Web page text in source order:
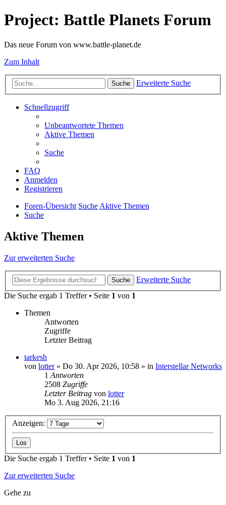
Project: Battle Planets Forum
Das neue Forum von www.battle-planet.de
Zum Inhalt
Suche Erweiterte Suche
Schnellzugriff
Unbeantwortete Themen
Aktive Themen
Suche
FAQ
Anmelden
Registrieren
Foren-Übersicht SucheAktive Themen
Suche
Aktive Themen
Zur erweiterten Suche
Suche
Erweiterte Suche
Die Suche ergab 1 Treffer • Seite 1 von 1
Themen
Antworten
Zugriffe
Letzter Beitrag
tarkesh
von lotter» Do 30. Apr 2026, 10:58 » in Interstellar Networks
1 Antworten
2508 Zugriffe
Letzter Beitrag von lotter
Mo 3. Aug 2026, 21:16
Anzeigen:
Die Suche ergab 1 Treffer • Seite 1 von 1
Zur erweiterten Suche
Gehe zu